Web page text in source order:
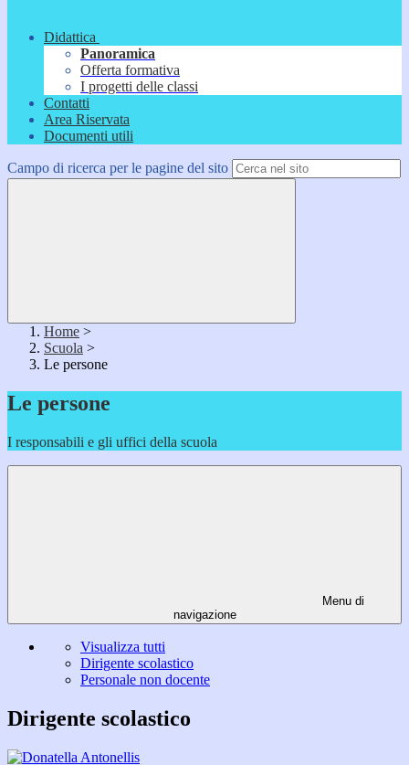
Didattica
Panoramica
Offerta formativa
I progetti delle classi
Contatti
Area Riservata
Documenti utili
Campo di ricerca per le pagine del sito
Home >
Scuola >
Le persone
Le persone
I responsabili e gli uffici della scuola
Menu di
navigazione
Visualizza tutti
Dirigente scolastico
Personale non docente
Dirigente scolastico